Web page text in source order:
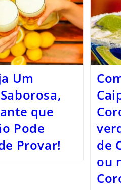
Um
que
Pode
Provar!
de
ou